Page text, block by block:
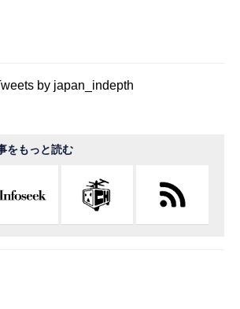
by japan_indepth
をもっと読む